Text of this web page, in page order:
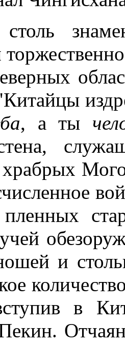
столь
, а ты
храбрых
и
в